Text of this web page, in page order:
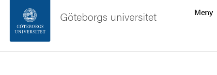
Sidfoten
Meny
Göteborgs universitet